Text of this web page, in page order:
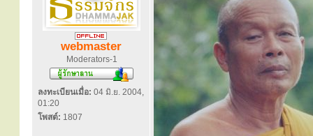
webmaster
Moderators-1
ลงทะเบียนเมื่อ: 04 มิ.ย. 2004,
01:20
โพสต์: 1807